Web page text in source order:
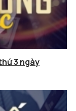
3 ngày